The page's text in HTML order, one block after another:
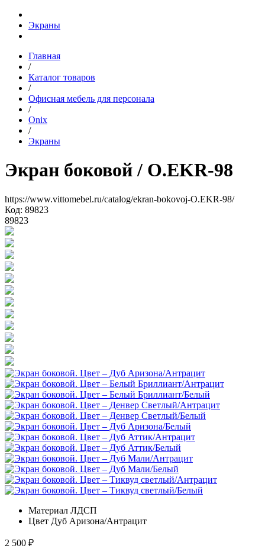
Экраны
Главная
/
Каталог товаров
/
Офисная мебель для персонала
/
Onix
/
Экраны
Экран боковой / O.EKR-98
https://www.vittomebel.ru/catalog/ekran-bokovoj-O.EKR-98/
Код: 89823
89823
Материал ЛДСП
Цвет Дуб Аризона/Антрацит
2 500 ₽